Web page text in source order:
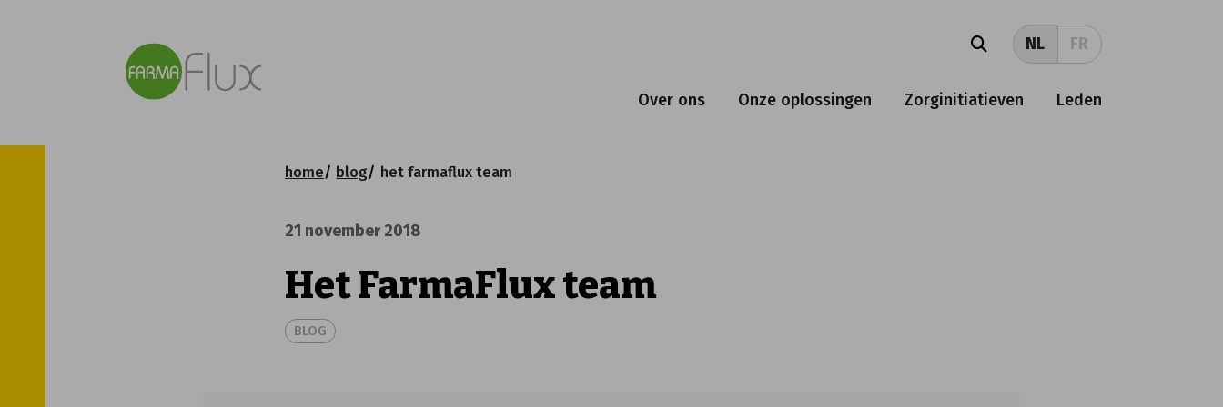
NL FR
Over ons Onze oplossingen Zorginitiatieven Leden
home blog het farmaflux team
21 november 2018
Het FarmaFlux team
BLOG